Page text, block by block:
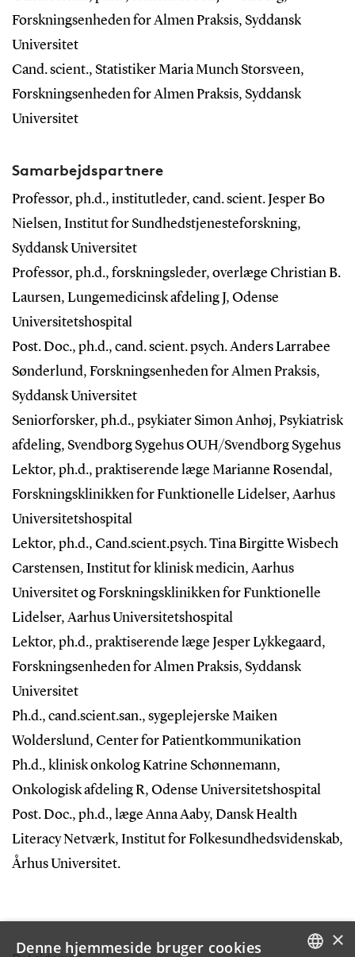
Forskningsenheden for Almen Praksis, Syddansk
Universitet
Cand. scient., Statistiker Maria Munch Storsveen,
Forskningsenheden for Almen Praksis, Syddansk
Universitet
Samarbejdspartnere
Professor, ph.d., institutleder, cand. scient. Jesper Bo
Nielsen, Institut for Sundhedstjenesteforskning,
Syddansk Universitet
Professor, ph.d., forskningsleder, overlæge Christian B.
Laursen, Lungemedicinsk afdeling J, Odense
Universitetshospital
Post. Doc., ph.d., cand. scient. psych. Anders Larrabee
Sønderlund, Forskningsenheden for Almen Praksis,
Syddansk Universitet
Seniorforsker, ph.d., psykiater Simon Anhøj, Psykiatrisk
afdeling, Svendborg Sygehus OUH/Svendborg Sygehus
Lektor, ph.d., praktiserende læge Marianne Rosendal,
Forskningsklinikken for Funktionelle Lidelser, Aarhus
Universitetshospital
Lektor, ph.d., Cand.scient.psych. Tina Birgitte Wisbech
Carstensen, Institut for klinisk medicin, Aarhus
Universitet og Forskningsklinikken for Funktionelle
Lidelser, Aarhus Universitetshospital
Lektor, ph.d., praktiserende læge Jesper Lykkegaard,
Forskningsenheden for Almen Praksis, Syddansk
Universitet
Ph.d., cand.scient.san., sygeplejerske Maiken
Wolderslund, Center for Patientkommunikation
Ph.d., klinisk onkolog Katrine Schønnemann,
Onkologisk afdeling R, Odense Universitetshospital
Post. Doc., ph.d., læge Anna Aaby, Dansk Health
Literacy Netværk, Institut for Folkesundhedsvidenskab,
Århus Universitet.
×
Denne hjemmeside bruger cookies